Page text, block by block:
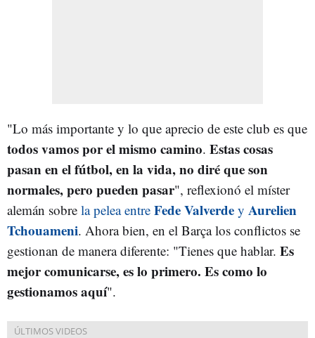
"Lo más importante y lo que aprecio de este club es que
todos vamos por el mismo camino. Estas cosas
pasan en el fútbol, en la vida, no diré que son
normales, pero pueden pasar", reflexionó el míster
alemán sobre la pelea entre Fede Valverde y Aurelien
Tchouameni. Ahora bien, en el Barça los conflictos se
gestionan de manera diferente: "Tienes que hablar. Es
mejor comunicarse, es lo primero. Es como lo
gestionamos aquí".